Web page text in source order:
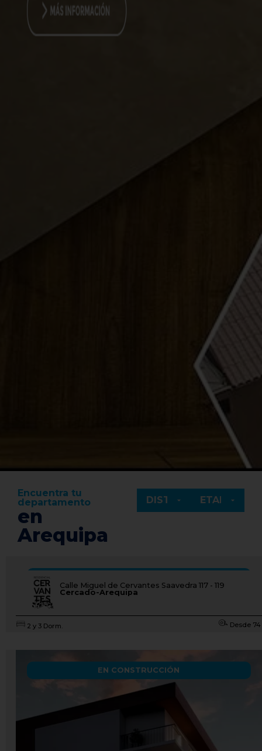
Encuentra tu
departamento
en
Arequipa
Calle Miguel de Cervantes Saavedra 117 - 119
Cercado-Arequipa
2 y 3 Dorm. Desde 74
EN CONSTRUCCIÓN